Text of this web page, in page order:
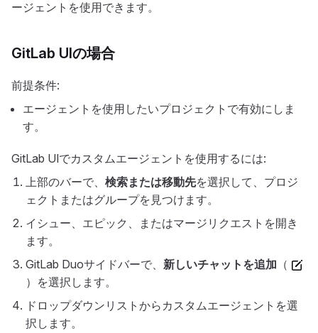
ージェントを使用できます。
GitLab UIの場合
前提条件:
エージェントを使用したいプロジェクトで有効にしま
す。
GitLab UIでカスタムエージェントを使用するには:
上部のバーで、 検索または移動先を選択して、プロジ
ェクトまたはグループを見つけます。
イシュー、エピック、またはマージリクエストを開き
ます。
GitLab Duoサイドバーで、 新しいチャットを追加 （
）を選択します。
ドロップダウンリストからカスタムエージェントを選
択します。